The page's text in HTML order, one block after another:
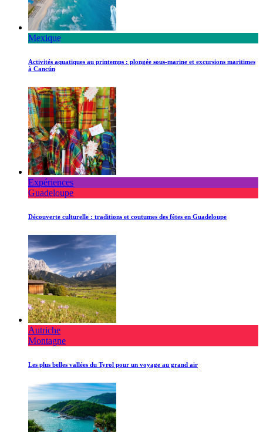
Mexique
Activités aquatiques au printemps : plongée sous-marine et excursions maritimes
à Cancún
Expériences
Guadeloupe
Découverte culturelle : traditions et coutumes des fêtes en Guadeloupe
Autriche
Montagne
Les plus belles vallées du Tyrol pour un voyage au grand air